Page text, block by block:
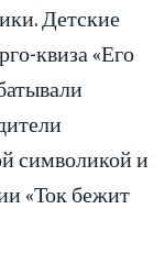
Детские
квиза «Его
символикой и
«Ток бежит